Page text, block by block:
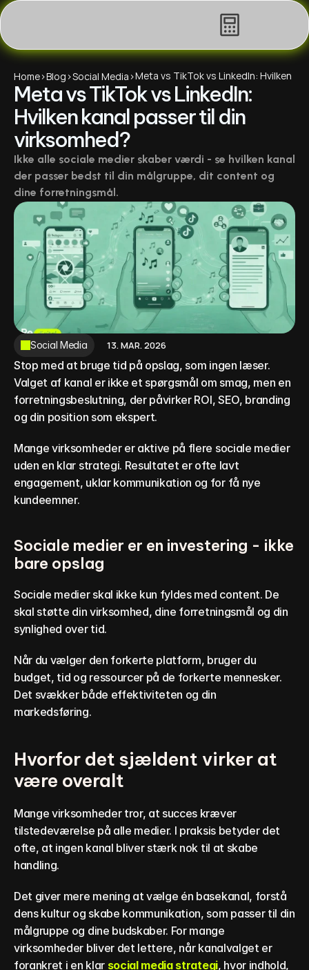
Home>Blog >Social Media >Meta vs TikTok vs LinkedIn: Hvilken
kanal passer til din virksomhed?
Meta vs TikTok vs LinkedIn:
Hvilken kanal passer til din
virksomhed?
Ikke alle sociale medier skaber værdi - se hvilken kanal
der passer bedst til din målgruppe, dit content og
dine forretningsmål.
Social Media 13. MAR. 2026
Stop med at bruge tid på opslag, som ingen læser.
Valget af kanal er ikke et spørgsmål om smag, men en
forretningsbeslutning, der påvirker ROI, SEO, branding
og din position som ekspert.
Mange virksomheder er aktive på flere sociale medier
uden en klar strategi. Resultatet er ofte lavt
engagement, uklar kommunikation og for få nye
kundeemner.
Sociale medier er en investering - ikke
bare opslag
Sociale medier skal ikke kun fyldes med content. De
skal støtte din virksomhed, dine forretningsmål og din
synlighed over tid.
Når du vælger den forkerte platform, bruger du
budget, tid og ressourcer på de forkerte mennesker.
Det svækker både effektiviteten og din
markedsføring.
Hvorfor det sjældent virker at
være overalt
Mange virksomheder tror, at succes kræver
tilstedeværelse på alle medier. I praksis betyder det
ofte, at ingen kanal bliver stærk nok til at skabe
handling.
Det giver mere mening at vælge én basekanal, forstå
dens kultur og skabe kommunikation, som passer til din
målgruppe og dine budskaber. For mange
virksomheder bliver det lettere, når kanalvalget er
forankret i en klar social media strategi, hvor indhold,